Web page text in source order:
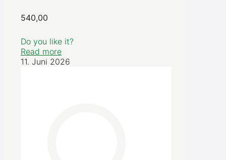
540,00
Do you like it?
Read more
11. Juni 2026